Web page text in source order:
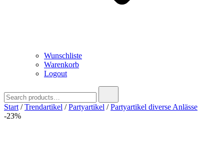
Wunschliste
Warenkorb
Logout
for:
Start /Trendartikel /Partyartikel /Partyartikel diverse Anlässe
-23%